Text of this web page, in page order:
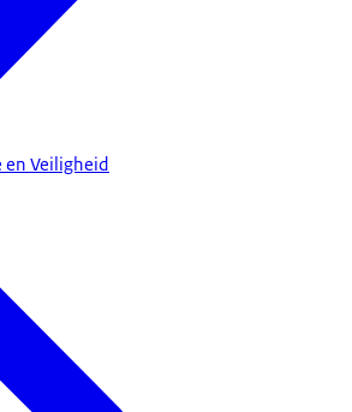
en Veiligheid